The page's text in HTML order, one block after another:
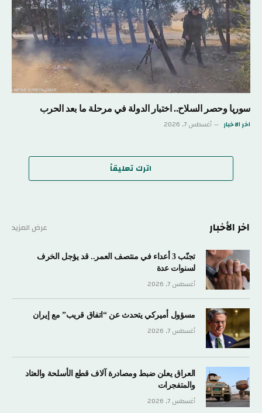
سوريا وحصر السلاح.. اختبار الدولة في مرحلة ما بعد الحرب
اخر الاخبار أغسطس 7, 2026
اترك تعليقاً
اخر الأخبار عرض المزيد
تجنّب 3 أعداء في منتصف العمر.. قد يؤجل الخرف
لسنوات عدة
أغسطس 7, 2026
مسؤول أميركي يتحدث عن “اتفاق قريب” مع إيران
أغسطس 7, 2026
العراق يعلن ضبط ومصادرة آلاف قطع الأسلحة والعتاد
والمتفجرات
أغسطس 7, 2026